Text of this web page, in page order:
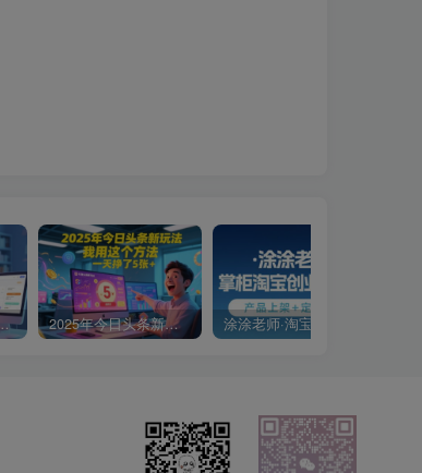
粉就可做，快速上手 2025年今日头条新玩法，我用这个方法，一天挣了5张+